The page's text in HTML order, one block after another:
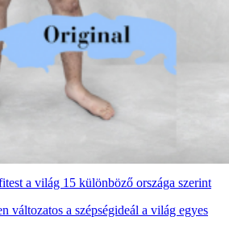
a világ 15 különböző országa szerint
változatos a szépségideál a világ egyes